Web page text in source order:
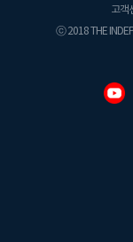
고객
ⓒ 2018 THE